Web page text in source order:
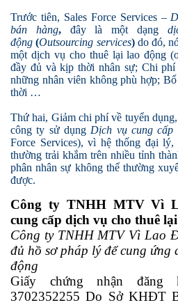
Trước tiên, Sales Force Services –
bán hàng, đây là một dạng
động (Outsourcing services) do đó,
một dịch vụ cho thuê lại lao động
đầy đủ và kịp thời nhân sự; Chi phí
những nhân viên không phù hợp;
thời …
Thứ hai, Giảm chi phí về tuyển
công ty sử dụng Dịch vụ cung
Force Services), vì hệ thống đại
thường trải khắm trên nhiều tỉnh
phân nhân sự không thể thường
được.
Công ty TNHH MTV Vì
cung cấp dịch vụ cho thuê
Công ty TNHH MTV Vì Lao
đủ hồ sơ pháp lý để cung ứng
động
Giấy chứng nhận
3702352255 Do Sở KHĐT